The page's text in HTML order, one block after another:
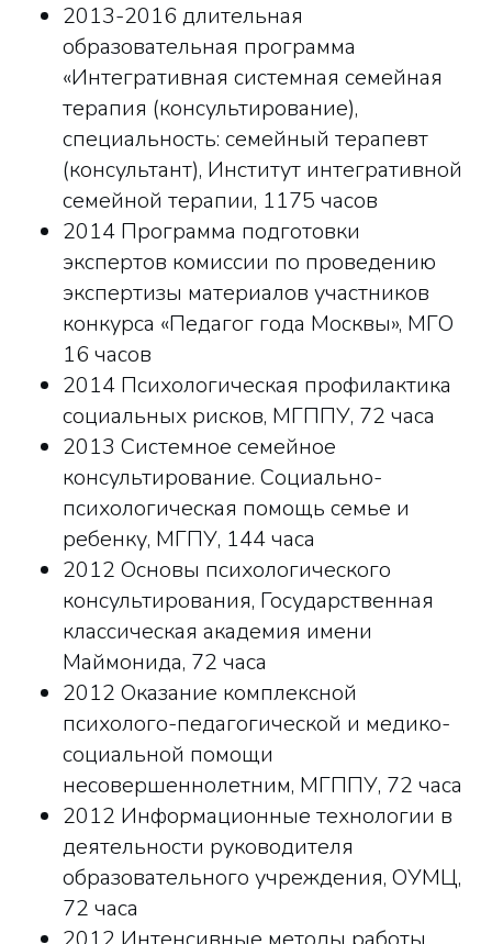
2013-2016 длительная
образовательная программа
«Интегративная системная семейная
терапия (консультирование),
специальность: семейный терапевт
(консультант), Институт интегративной
семейной терапии, 1175 часов
2014 Программа подготовки
экспертов комиссии по проведению
экспертизы материалов участников
конкурса «Педагог года Москвы», МГО
16 часов
2014 Психологическая профилактика
социальных рисков, МГППУ, 72 часа
2013 Системное семейное
консультирование. Социально-
психологическая помощь семье и
ребенку, МГПУ, 144 часа
2012 Основы психологического
консультирования, Государственная
классическая академия имени
Маймонида, 72 часа
2012 Оказание комплексной
психолого-педагогической и медико-
социальной помощи
несовершеннолетним, МГППУ, 72 часа
2012 Информационные технологии в
деятельности руководителя
образовательного учреждения, ОУМЦ,
72 часа